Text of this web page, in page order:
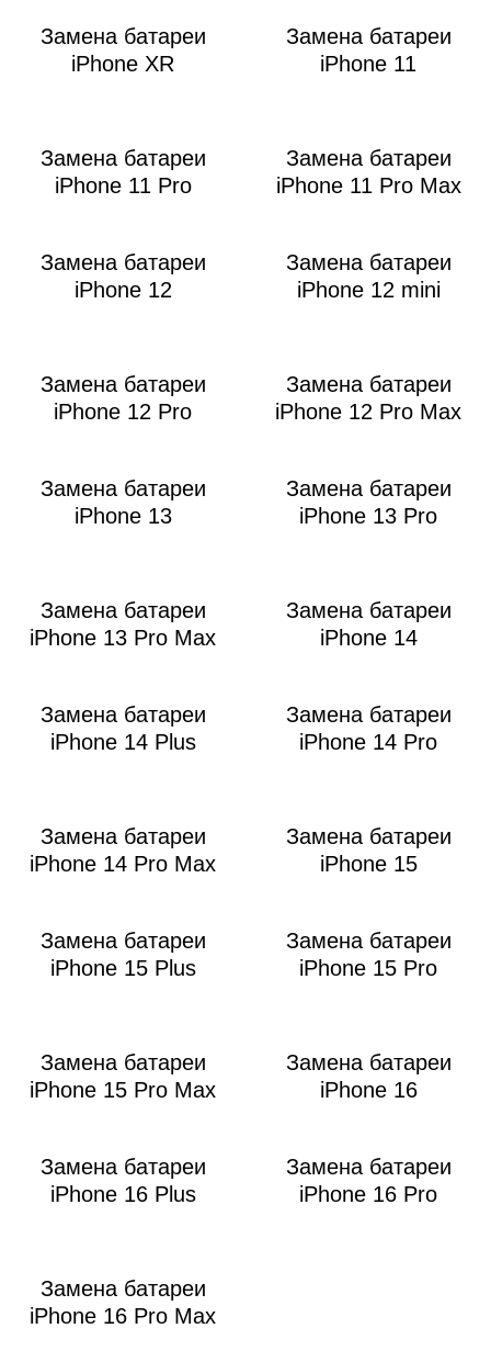
Замена батареи
iPhone XR
Замена батареи
iPhone 11
Замена батареи
iPhone 11 Pro
Замена батареи
iPhone 11 Pro Max
Замена батареи
iPhone 12
Замена батареи
iPhone 12 mini
Замена батареи
iPhone 12 Pro
Замена батареи
iPhone 12 Pro Max
Замена батареи
iPhone 13
Замена батареи
iPhone 13 Pro
Замена батареи
iPhone 13 Pro Max
Замена батареи
iPhone 14
Замена батареи
iPhone 14 Plus
Замена батареи
iPhone 14 Pro
Замена батареи
iPhone 14 Pro Max
Замена батареи
iPhone 15
Замена батареи
iPhone 15 Plus
Замена батареи
iPhone 15 Pro
Замена батареи
iPhone 15 Pro Max
Замена батареи
iPhone 16
Замена батареи
iPhone 16 Plus
Замена батареи
iPhone 16 Pro
Замена батареи
iPhone 16 Pro Max